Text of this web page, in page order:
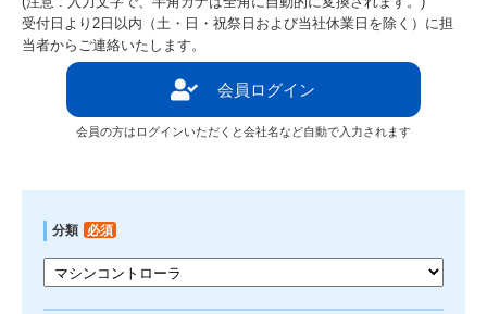
受付日より2日以内（土・日・祝祭日および当社休業日を除く）に担
当者からご連絡いたします。
会員ログイン
会員の方はログインいただくと会社名など自動で入力されます
分類 必須